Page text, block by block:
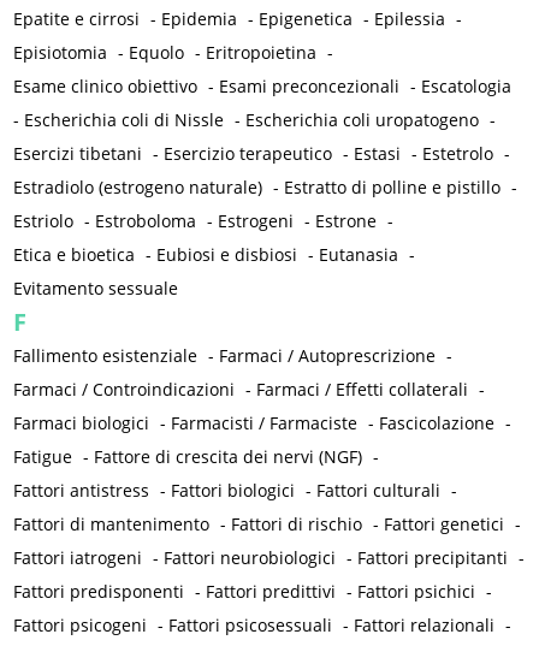
Epatite e cirrosi - Epidemia - Epigenetica - Epilessia -
Episiotomia - Equolo - Eritropoietina -
Esame clinico obiettivo - Esami preconcezionali - Escatologia
- Escherichia coli di Nissle - Escherichia coli uropatogeno -
Esercizi tibetani - Esercizio terapeutico - Estasi - Estetrolo -
Estradiolo (estrogeno naturale) - Estratto di polline e pistillo -
Estriolo - Estroboloma - Estrogeni - Estrone -
Etica e bioetica - Eubiosi e disbiosi - Eutanasia -
Evitamento sessuale
F
Fallimento esistenziale - Farmaci / Autoprescrizione -
Farmaci / Controindicazioni - Farmaci / Effetti collaterali -
Farmaci biologici - Farmacisti / Farmaciste - Fascicolazione -
Fatigue - Fattore di crescita dei nervi (NGF) -
Fattori antistress - Fattori biologici - Fattori culturali -
Fattori di mantenimento - Fattori di rischio - Fattori genetici -
Fattori iatrogeni - Fattori neurobiologici - Fattori precipitanti -
Fattori predisponenti - Fattori predittivi - Fattori psichici -
Fattori psicogeni - Fattori psicosessuali - Fattori relazionali -